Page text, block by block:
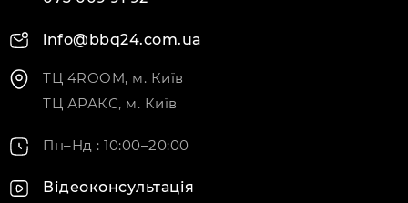
info@bbq24.com.ua
ТЦ 4ROOM, м. Київ
ТЦ АРАКС, м. Київ
Пн–Нд : 10:00–20:00
Відеоконсультація